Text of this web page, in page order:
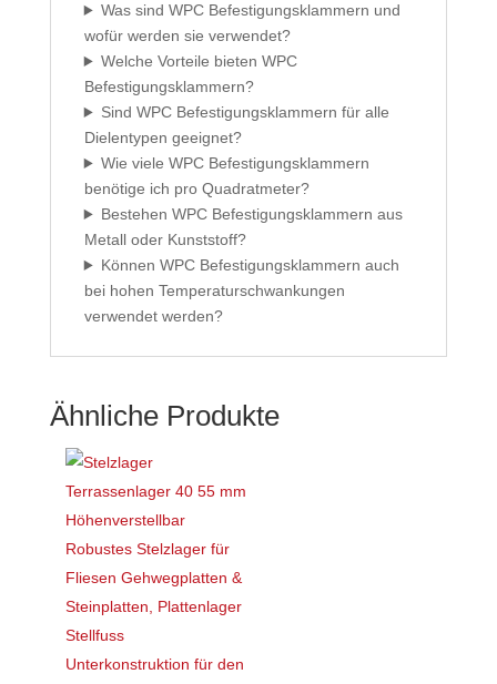
Was sind WPC Befestigungsklammern und
wofür werden sie verwendet?
Welche Vorteile bieten WPC
Befestigungsklammern?
Sind WPC Befestigungsklammern für alle
Dielentypen geeignet?
Wie viele WPC Befestigungsklammern
benötige ich pro Quadratmeter?
Bestehen WPC Befestigungsklammern aus
Metall oder Kunststoff?
Können WPC Befestigungsklammern auch
bei hohen Temperaturschwankungen
verwendet werden?
Ähnliche Produkte